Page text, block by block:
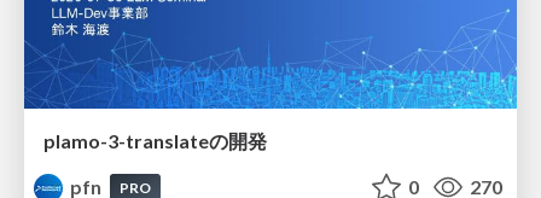
plamo-3-translateの開発
pfn
PRO 0 270